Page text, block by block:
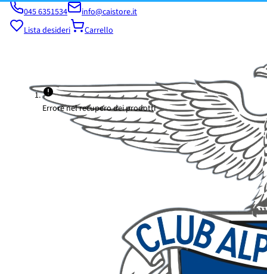
045 6351534
info@caistore.it
Lista desideri
Carrello
Errore nel recupero dei prodotti